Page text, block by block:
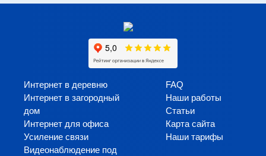
Интернет в деревню
Интернет в загородный
дом
Интернет для офиса
Усиление связи
Видеонаблюдение под
FAQ
Наши работы
Статьи
Карта сайта
Наши тарифы